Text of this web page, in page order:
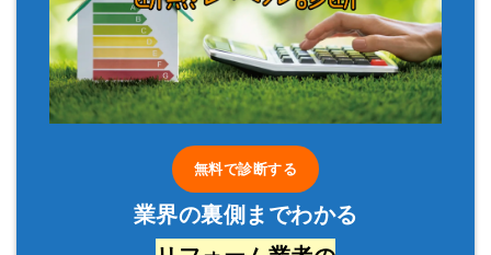
無料で診断する
業界の裏側までわかる